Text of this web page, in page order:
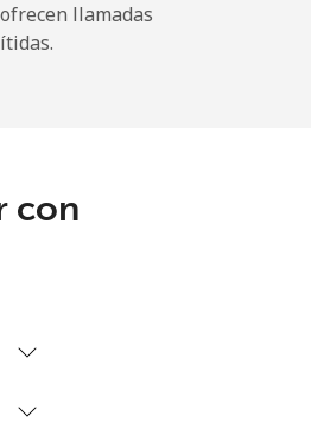
llamadas
con